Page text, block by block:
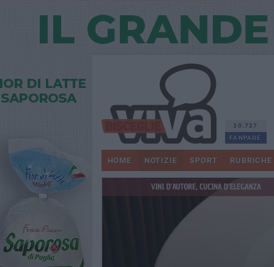
30.727
FANPAGE
HOME NOTIZIE SPORT RUBRICHE